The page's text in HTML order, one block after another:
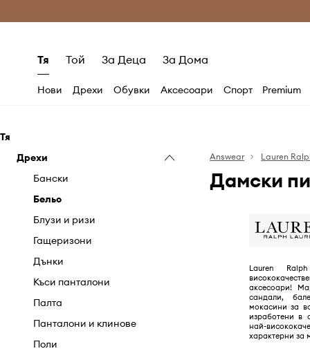
Безплатни
Тя Той За Деца За Дома
Нови Дрехи Обувки Аксесоари Спорт Premium
Тя
Дрехи
Бански
Бельо
Блузи и ризи
Гащеризони
Дънки
Къси панталони
Палта
Панталони и клинове
Поли
Answear Lauren
Дамски
Lauren
аксесоари!
сандали,
мокасини за
изработени в
най-
характерни за